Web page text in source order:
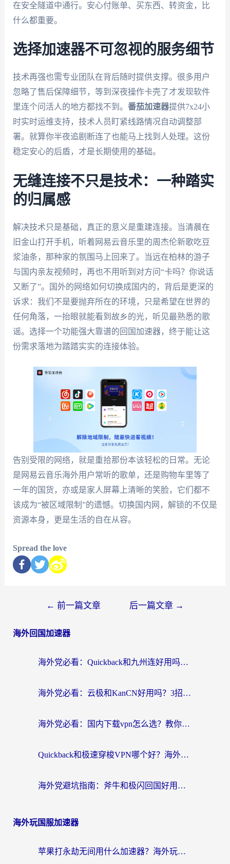
在安全隧道中通行。安心付账单、买东西、转资金，比
什么都重要。
选择加速器不可忽视的服务细节
技术再强也需专业团队在背后随时提供支撑。很多用户
忽略了售后保障细节，等到深夜操作卡壳了才发现软件
里连个问活人的地方都找不到。 番茄加速器提供7x24小
时实时运维支持，技术人员盯紧线路情况自动调整部
署。就算你半夜追剧断连了也能马上找到人处理。这份
稳定安心的后盾，才是长期使用的基础。
无缝连接不只是技术：一种踏实
的归属感
解决技术只是基础，真正的意义是重建连接。当清晨在
旧金山打开手机，听着网易云音乐里的周杰伦新歌吃豆
浆油条，那种家的氛围马上回来了。当远在柏林的游子
与国内亲友视频时，再也不用听到对方问“卡吗？你说话
又断了”。国外的网络如何切换成国内的，背后是更深的
诉求：我们不是要抛弃所在的环境，只是希望在世界的
任何角落，一抬眼就能看到故乡的光，听见最熟悉的歌
谣。选择一个功能强大靠谱的回国加速器，终于能让这
份需求落地为踏踏实实的连接体验。
告别受限的网络，就是重拾那份本该轻松的日常。无论
是网易云音乐海外用户常听的歌单，还是购物车里等了
一年的国货，亦或是家人屏幕上清晰的笑脸，它们都不
该成为“被区域限制”的遗憾。切换国内网，解锁的不仅是
资源本身，更是生活的自在从容。
Spread the love
← 前一篇文章 后一篇文章 →
海外回国加速器
海外党必看：Quickback和九州连好用吗？3步选对回国加速器实现无缝刷国内资源
海外党必看：云极和KanCN好用吗？3招教你选对回国加速器（附免费VPN避坑指南）
海外党必看：国内下载vpn怎么选？教你无缝访问国内资源的实用指南
Quickback和极速穿梭VPN哪个好？海外党亲测3招选对回国加速器，看这篇就够了
海外党避坑指南：斧牛和极闪回国好用吗？选对加速器才能无缝刷剧玩游戏
海外玩国服加速器
苹果打永劫无间用什么加速器？海外玩家亲测有效的国服游戏加速指南